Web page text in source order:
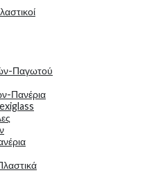
Παγωτού
Πανέρια